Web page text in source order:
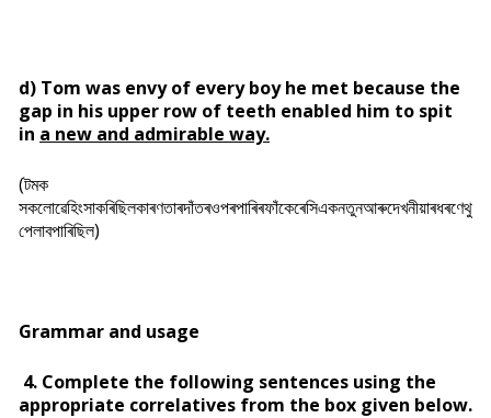
d) Tom was envy of every boy he met because the
gap in his upper row of teeth enabled him to spit
in a new and admirable way.
(টমক
সকলোৱেহিংসাকৰিছিলকাৰণতাৰদাঁতৰওপৰপাৰিৰফাঁকেৰেসিএকনতুনআৰুদেখনীয়াৰধৰণেথু
পেলাবপাৰিছিল)
Grammar and usage
4. Complete the following sentences using the
appropriate correlatives from the box given below.